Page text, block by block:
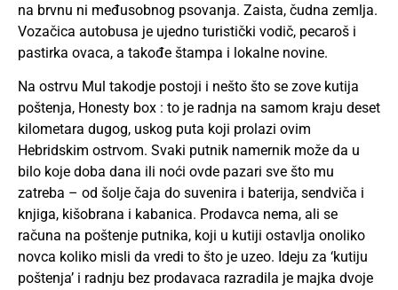
na brvnu ni međusobnog psovanja. Zaista, čudna zemlja.
Vozačica autobusa je ujedno turistički vodič, pecaroš i
pastirka ovaca, a takođe štampa i lokalne novine.
Na ostrvu Mul takodje postoji i nešto što se zove kutija
poštenja, Honesty box : to je radnja na samom kraju deset
kilometara dugog, uskog puta koji prolazi ovim
Hebridskim ostrvom. Svaki putnik namernik može da u
bilo koje doba dana ili noći ovde pazari sve što mu
zatreba – od šolje čaja do suvenira i baterija, sendviča i
knjiga, kišobrana i kabanica. Prodavca nema, ali se
računa na poštenje putnika, koji u kutiji ostavlja onoliko
novca koliko misli da vredi to što je uzeo. Ideju za ‘kutiju
poštenja’ i radnju bez prodavaca razradila je majka dvoje